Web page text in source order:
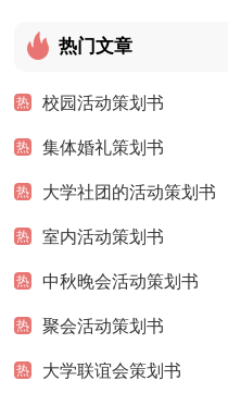
热门文章
热 校园活动策划书
热 集体婚礼策划书
热 大学社团的活动策划书
热 室内活动策划书
热 中秋晚会活动策划书
热 聚会活动策划书
热 大学联谊会策划书